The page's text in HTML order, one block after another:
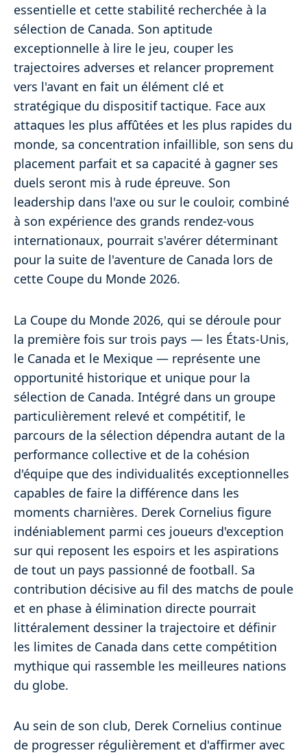
essentielle et cette stabilité recherchée à la
sélection de Canada. Son aptitude
exceptionnelle à lire le jeu, couper les
trajectoires adverses et relancer proprement
vers l'avant en fait un élément clé et
stratégique du dispositif tactique. Face aux
attaques les plus affûtées et les plus rapides du
monde, sa concentration infaillible, son sens du
placement parfait et sa capacité à gagner ses
duels seront mis à rude épreuve. Son
leadership dans l'axe ou sur le couloir, combiné
à son expérience des grands rendez-vous
internationaux, pourrait s'avérer déterminant
pour la suite de l'aventure de Canada lors de
cette Coupe du Monde 2026.
La Coupe du Monde 2026, qui se déroule pour
la première fois sur trois pays — les États-Unis,
le Canada et le Mexique — représente une
opportunité historique et unique pour la
sélection de Canada. Intégré dans un groupe
particulièrement relevé et compétitif, le
parcours de la sélection dépendra autant de la
performance collective et de la cohésion
d'équipe que des individualités exceptionnelles
capables de faire la différence dans les
moments charnières. Derek Cornelius figure
indéniablement parmi ces joueurs d'exception
sur qui reposent les espoirs et les aspirations
de tout un pays passionné de football. Sa
contribution décisive au fil des matchs de poule
et en phase à élimination directe pourrait
littéralement dessiner la trajectoire et définir
les limites de Canada dans cette compétition
mythique qui rassemble les meilleures nations
du globe.
Au sein de son club, Derek Cornelius continue
de progresser régulièrement et d'affirmer avec